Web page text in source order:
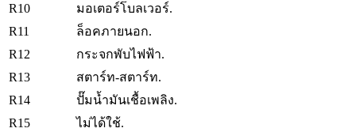
R10
มอเตอร์โบลเวอร์.
R11
ล็อคภายนอก.
R12
กระจกพับไฟฟ้า.
R13
สตาร์ท-สตาร์ท.
R14
ปั๊มน้ำมันเชื้อเพลิง.
R15
ไม่ได้ใช้.